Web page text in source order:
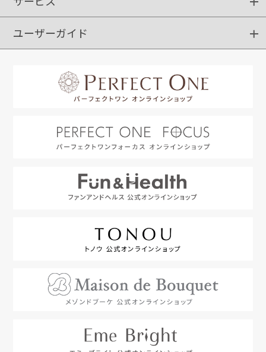
定期購入
ポイントサービス
お知らせメール
ユーザーガイド